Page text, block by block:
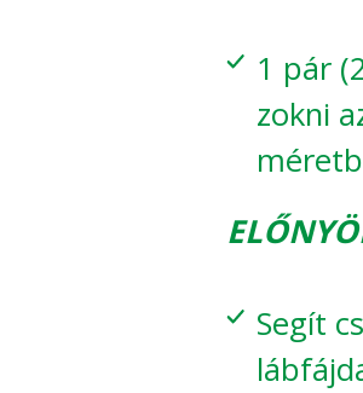
1 pár
zokni
Segít